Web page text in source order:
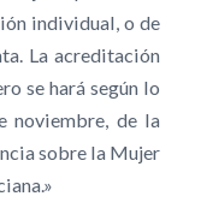
individual, o de
La acreditación
se hará según lo
noviembre, de la
sobre la Mujer